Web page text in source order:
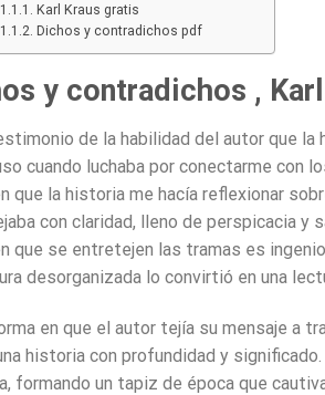
Karl Kraus gratis
Dichos y contradichos pdf
y contradichos ,
de la habilidad del autor que
cuando luchaba por conectarme con
que la historia me hacía reflexionar
con claridad, lleno de perspicacia y
que se entretejen las tramas es
desorganizada lo convirtió en una
en que el autor tejía su mensaje a
historia con profundidad y
formando un tapiz de época que